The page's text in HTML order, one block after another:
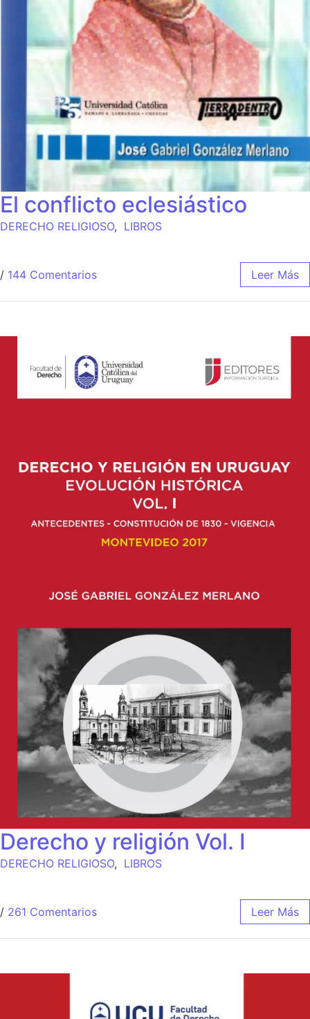
El conflicto eclesiástico
DERECHO RELIGIOSO, LIBROS
/ 144 Comentarios Leer Más
Derecho y religión Vol. I
DERECHO RELIGIOSO, LIBROS
/ 261 Comentarios Leer Más